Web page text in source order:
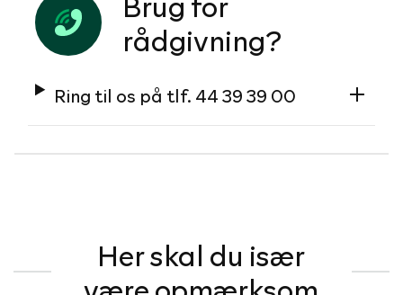
rådgivning?
Ring til os på tlf. 44 39 39 00
Her skal du især